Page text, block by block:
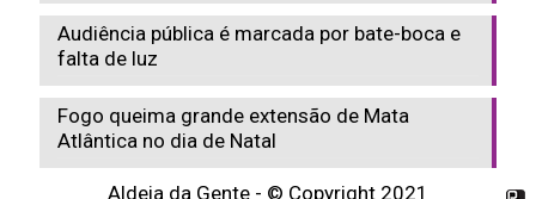
Audiência pública é marcada por bate-boca e
falta de luz
Fogo queima grande extensão de Mata
Atlântica no dia de Natal
Aldeia da Gente - © Copyright 2021